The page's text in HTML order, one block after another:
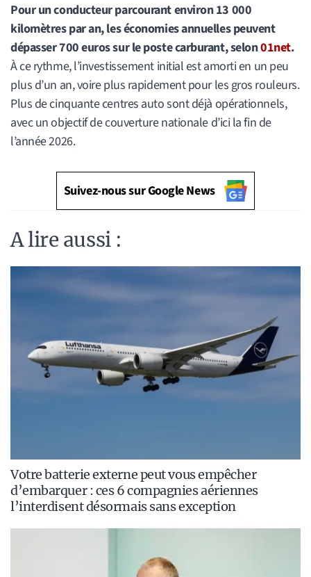
Pour un conducteur parcourant environ 13 000
kilomètres par an, les économies annuelles peuvent
dépasser 700 euros sur le poste carburant, selon01net.
À ce rythme, l’investissement initial est amorti en un peu
plus d’un an, voire plus rapidement pour les gros rouleurs.
Plus de cinquante centres auto sont déjà opérationnels,
avec un objectif de couverture nationale d’ici la fin de
l’année 2026.
Suivez-nous sur Google News
A lire aussi :
Votre batterie externe peut vous empêcher
d’embarquer : ces 6 compagnies aériennes
l’interdisent désormais sans exception